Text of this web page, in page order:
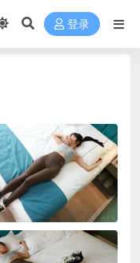
登录